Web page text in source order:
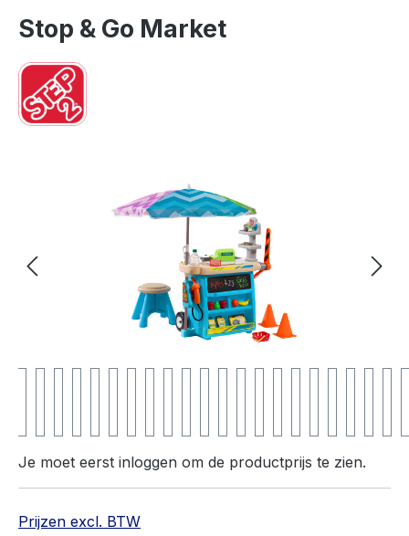
Stop & Go Market
Je moet eerst inloggen om de productprijs te zien.
Prijzen excl. BTW